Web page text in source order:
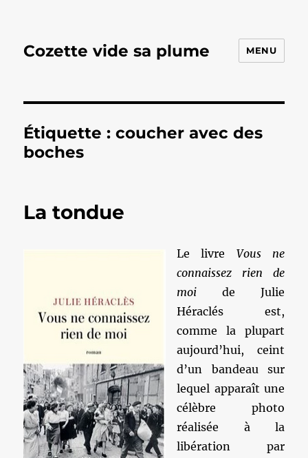
Cozette vide sa plume MENU
Étiquette :coucher avec des
boches
La tondue
Le livre Vous ne
connaissez rien de
moi de Julie
Héraclés est,
comme la plupart
aujourd’hui, ceint
d’un bandeau sur
lequel apparaît une
célèbre photo
réalisée à la
libération par